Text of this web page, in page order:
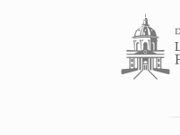
Aller